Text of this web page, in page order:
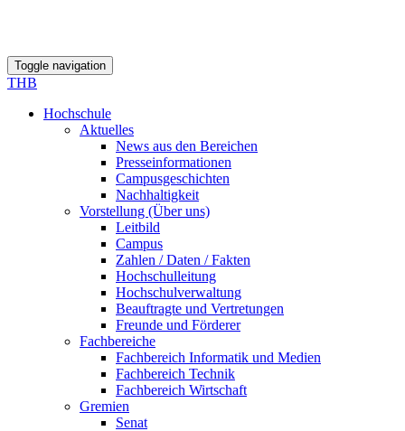
Toggle navigation
THB
Hochschule
Aktuelles
News aus den Bereichen
Presseinformationen
Campusgeschichten
Nachhaltigkeit
Vorstellung (Über uns)
Leitbild
Campus
Zahlen / Daten / Fakten
Hochschulleitung
Hochschulverwaltung
Beauftragte und Vertretungen
Freunde und Förderer
Fachbereiche
Fachbereich Informatik und Medien
Fachbereich Technik
Fachbereich Wirtschaft
Gremien
Senat